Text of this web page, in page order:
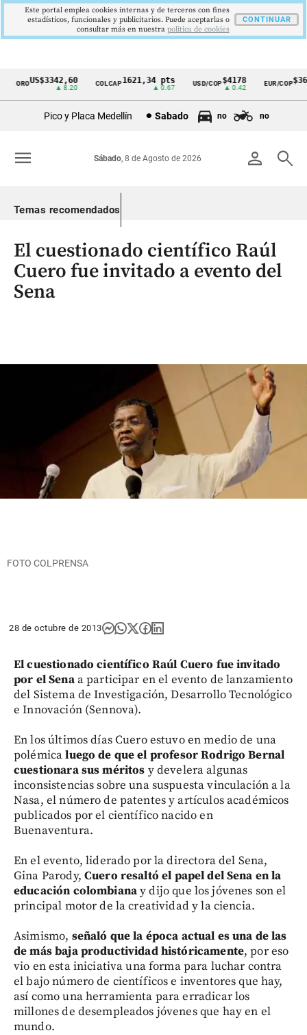
Cintillo
Colombia
OROUS$3342,60
▲ 8.20
COLCAP1621,34 pts
▲ 0.67
USD/COP$4178
▲ 0.42
EUR/COP
Pico y Placa Medellín Sabado no no
person search
Sábado, 8 de Agosto de 2026
menu
Temas recomendados
El cuestionado científico Raúl
Cuero fue invitado a evento del
Sena
FOTO COLPRENSA
28 de octubre de 2013
El cuestionado científico Raúl Cuero fue invitado
por el Senaa participar en el evento de lanzamiento
del Sistema de Investigación, Desarrollo Tecnológico
e Innovación (Sennova).
En los últimos días Cuero estuvo en medio de una
polémicaluego de que el profesor Rodrigo Bernal
cuestionara sus méritos y develera algunas
inconsistencias sobre una suspuesta vinculación a la
Nasa, el número de patentes y artículos académicos
publicados por el científico nacido en
Buenaventura.
En el evento, liderado por la directora del Sena,
Gina Parody, Cuero resaltó el papel del Sena en la
educación colombianay dijo que los jóvenes son el
principal motor de la creatividad y la ciencia.
Asimismo, señaló que la época actual es una de las
de más baja productividad históricamente, por eso
vio en esta iniciativa una forma para luchar contra
el bajo número de científicos e inventores que hay,
así como una herramienta para erradicar los
millones de desempleados jóvenes que hay en el
mundo.
Este portal emplea cookies internas y de terceros con fines
estadísticos, funcionales y publicitarios. Puede aceptarlas o
consultar más en nuestra politica de cookies
CONTINUAR